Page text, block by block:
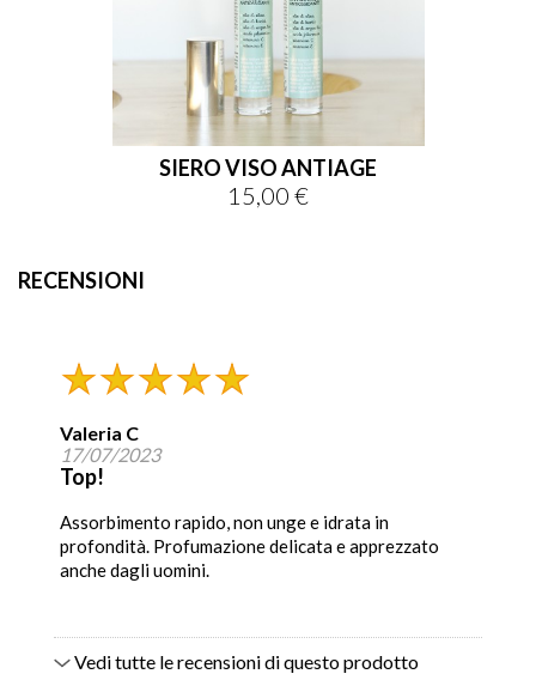
SIERO VISO ANTIAGE
Prezzo
15,00 €
RECENSIONI
Valeria C
17/07/2023
Top!
Assorbimento rapido, non unge e idrata in
profondità. Profumazione delicata e apprezzato
anche dagli uomini.
Vedi tutte le recensioni di questo prodotto